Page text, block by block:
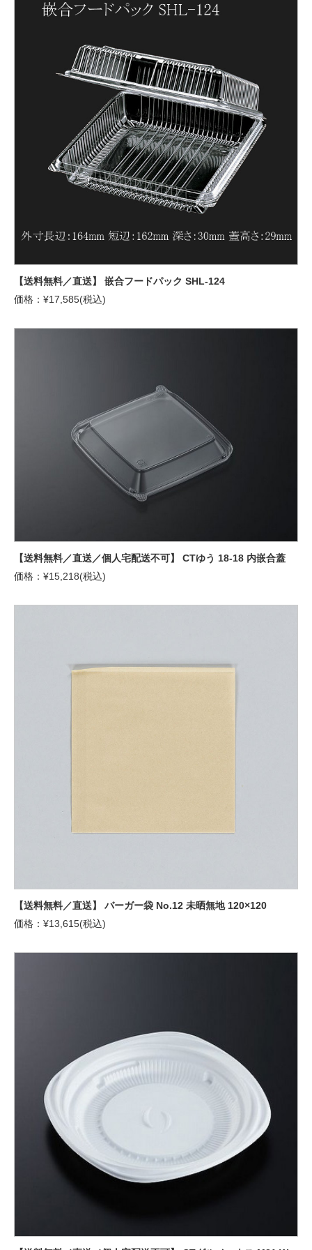
【送料無料／直送】 嵌合フードパック SHL-124
価格：¥17,585(税込)
【送料無料／直送／個人宅配送不可】 CTゆう 18-18 内嵌合蓋
価格：¥15,218(税込)
【送料無料／直送】 バーガー袋 No.12 未晒無地 120×120
価格：¥13,615(税込)